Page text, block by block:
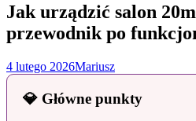
Jak urządzić salon
przewodnik po
4 lutego 2026Mariusz
💎 Główne punkty